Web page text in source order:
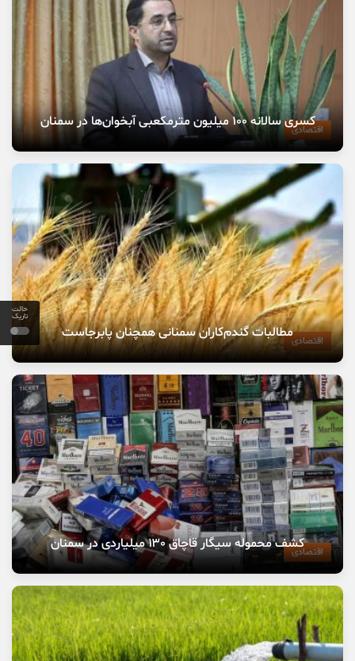
حالت
تاریک
اقتصادی
کسری سالانه ۱۰۰ میلیون مترمکعبی آبخوان‌ها در سمنان
اقتصادیمطالبات گندم‌کاران سمنانی همچنان پابرجاست
اقتصادی‌کشف محموله سیگار قاچاق ۱۳۰ میلیاردی در سمنان